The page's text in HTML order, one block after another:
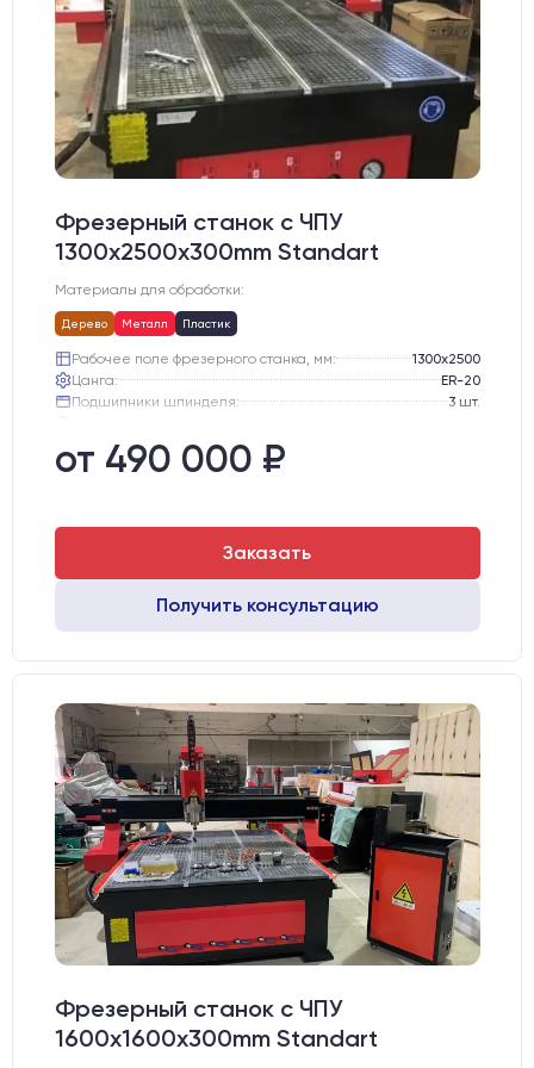
Фрезерный станок с ЧПУ
1300x2500x300mm Standart
Материалы для обработки:
Дерево Металл Пластик
Рабочее поле фрезерного станка, мм:
1300х2500
Цанга:
ER-20
Подшипники шпинделя:
3 шт.
Двигатели:
от 490 000 ₽
Заказать
Получить консультацию
Фрезерный станок с ЧПУ
1600x1600x300mm Standart